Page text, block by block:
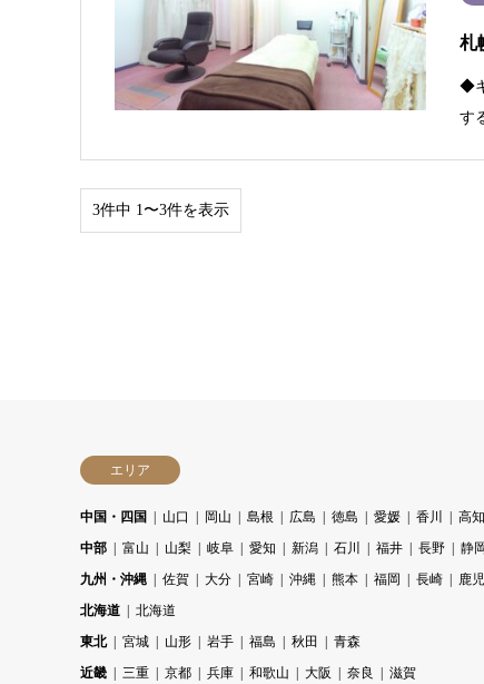
札
◆
す
3件中 1〜3件を表示
エリア
中国・四国 山口 岡山 島根 広島 徳島 愛媛 香川 高知
中部
富山 山梨 岐阜 愛知 新潟 石川 福井 長野
静岡
九州・沖縄
佐賀 大分 宮崎 沖縄 熊本 福岡 長崎
鹿
北海道
北海道
東北
宮城 山形 岩手 福島 秋田
青森
近畿
三重 京都 兵庫 和歌山 大阪 奈良 滋賀